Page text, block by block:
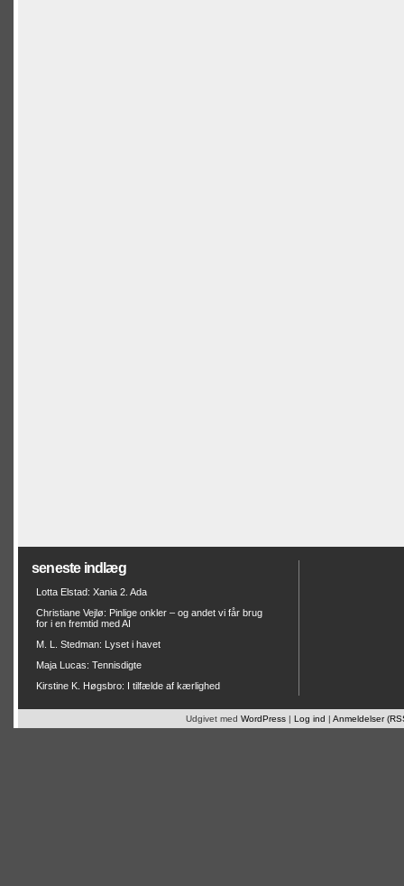
seneste indlæg
Lotta Elstad: Xania 2. Ada
Christiane Vejlø: Pinlige onkler – og andet vi får brug
for i en fremtid med AI
M. L. Stedman: Lyset i havet
Maja Lucas: Tennisdigte
Kirstine K. Høgsbro: I tilfælde af kærlighed
Udgivet med WordPress | Log ind | Anmeldelser